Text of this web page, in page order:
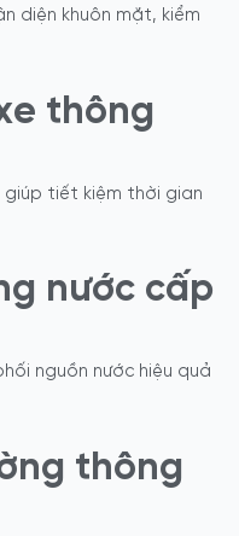
diện khuôn mặt, kiểm
thông
giúp tiết kiệm thời gian
nước cấp
nguồn nước hiệu quả
thông